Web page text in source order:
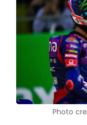
Photo